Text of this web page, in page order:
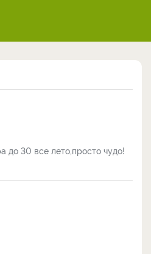
до 30 все лето,просто чудо!